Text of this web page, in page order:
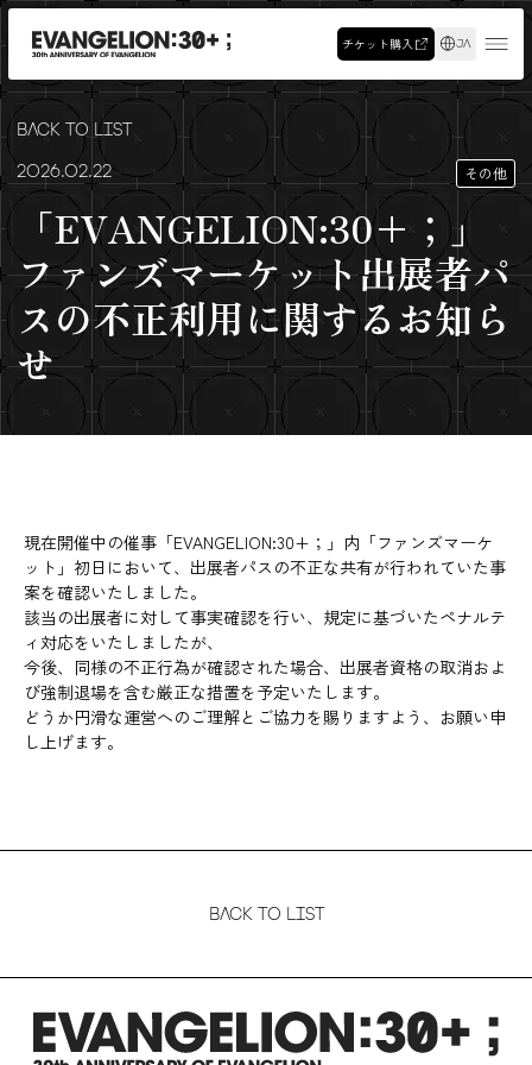
JA
チケット購入
BACK TO LIST
2026.02.22 その他
「EVANGELION:30+；」
ファンズマーケット出展者パ
スの不正利用に関するお知ら
せ
現在開催中の催事「EVANGELION:30+；」内「ファンズマーケ
ット」初日において、出展者パスの不正な共有が行われていた事
案を確認いたしました。
該当の出展者に対して事実確認を行い、規定に基づいたペナルテ
ィ対応をいたしましたが、
今後、同様の不正行為が確認された場合、出展者資格の取消およ
び強制退場を含む厳正な措置を予定いたします。
どうか円滑な運営へのご理解とご協力を賜りますよう、お願い申
し上げます。
BACK TO LIST